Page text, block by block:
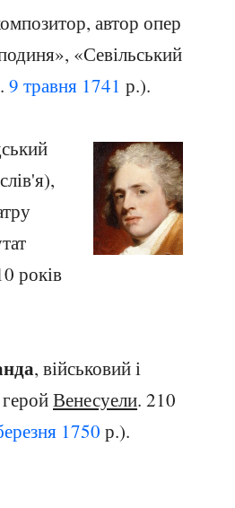
автор опер
«Севільський
9 травня 1741 р.).
років
, військовий і
Венесуели. 210
1750 р.).